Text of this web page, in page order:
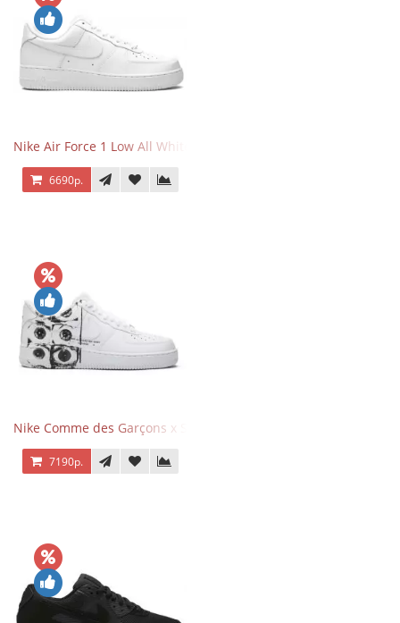
Nike Air Force 1 Low All White
6690р.
Nike Comme des Garçons x Supreme x Air Force 1 Low Eyes
7190р.